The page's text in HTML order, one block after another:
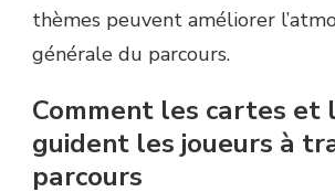
thèmes peuvent améliorer
générale du parcours.
Comment les cartes et
guident les joueurs à
parcours